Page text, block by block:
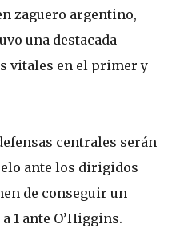
zaguero argentino,
una destacada
vitales en el primer y
centrales serán
ante los dirigidos
de conseguir un
1 ante O’Higgins.